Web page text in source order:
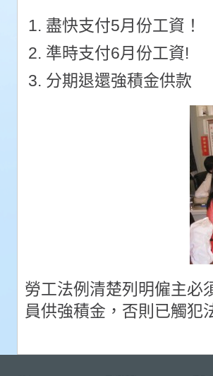
盡快支付5月份工資！
準時支付6月份工資!
分期退還強積金供款
勞工法例清楚列明僱主必
員供強積金，否則已觸犯